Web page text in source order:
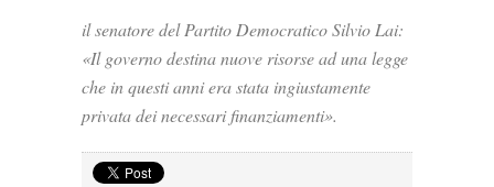
il senatore del Partito Democratico Silvio Lai:
«Il governo destina nuove risorse ad una legge
che in questi anni era stata ingiustamente
privata dei necessari finanziamenti».